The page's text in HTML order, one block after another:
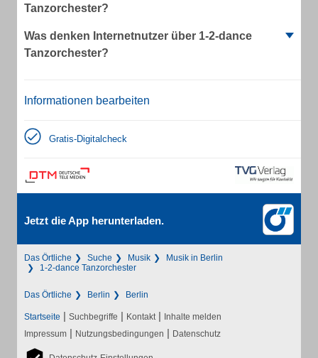
Tanzorchester?
Was denken Internetnutzer über 1-2-dance
Tanzorchester?
Informationen bearbeiten
Gratis-Digitalcheck
Jetzt die App herunterladen.
Das Örtliche Suche Musik
Musik in Berlin
1-2-dance Tanzorchester
Das Örtliche Berlin Berlin
Startseite | Suchbegriffe | Kontakt | Inhalte melden
Impressum | Nutzungsbedingungen | Datenschutz